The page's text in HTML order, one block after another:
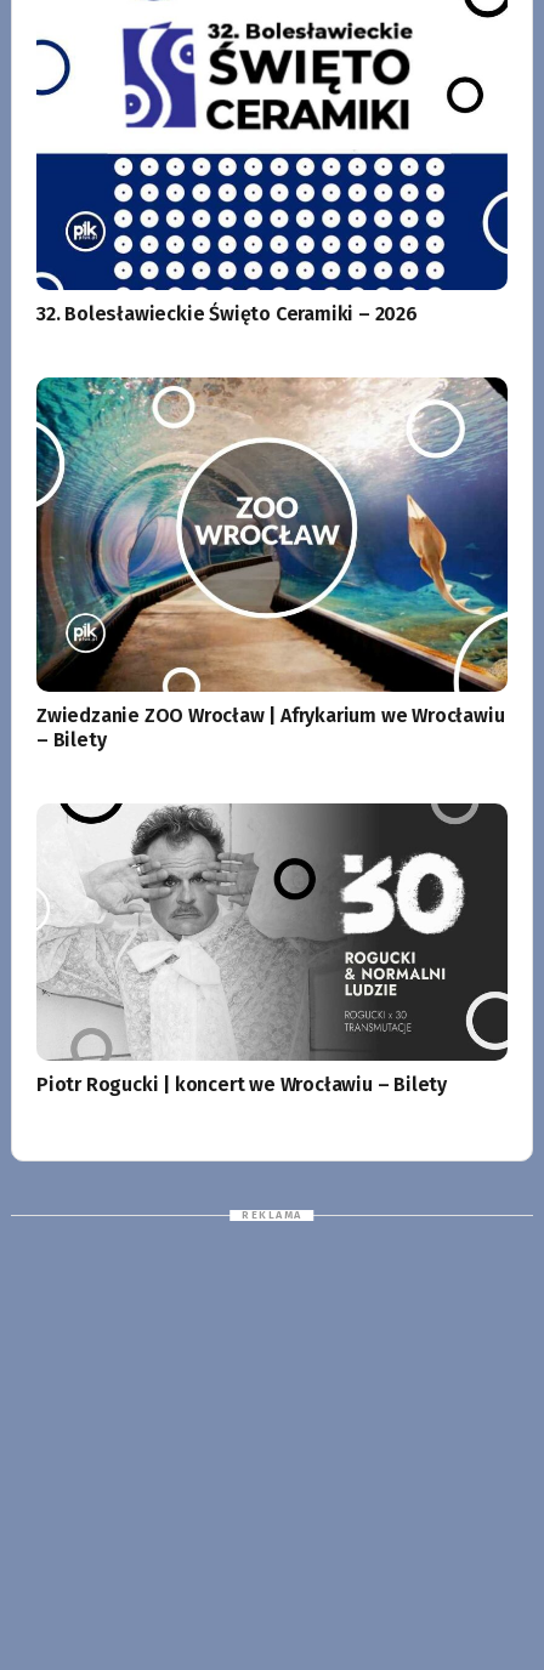
32. Bolesławieckie Święto Ceramiki – 2026
Zwiedzanie ZOO Wrocław | Afrykarium we Wrocławiu
– Bilety
Piotr Rogucki | koncert we Wrocławiu – Bilety